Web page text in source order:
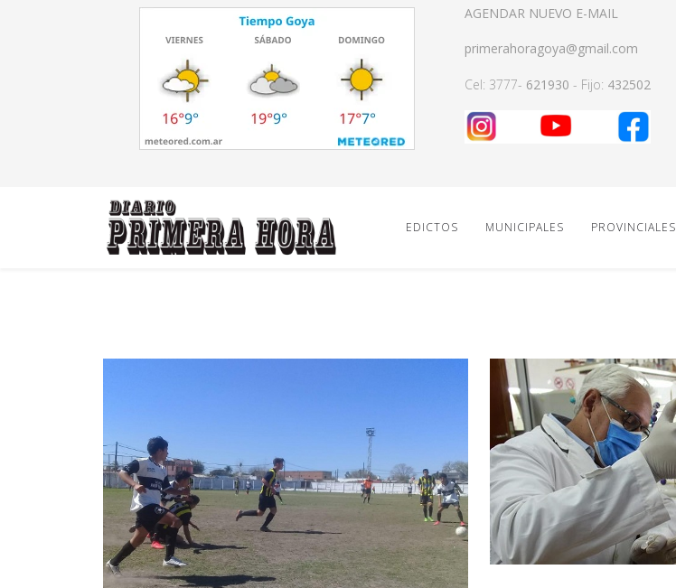
AGENDAR NUEVO E-MAIL
primerahoragoya@gmail.com
Cel: 3777- 621930 - Fijo: 432502
EDICTOS MUNICIPALES PROVINCIALES